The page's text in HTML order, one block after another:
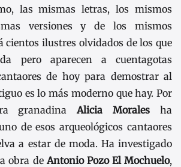
las mismas letras, los mismos
versiones y de los mismos
cientos ilustres olvidados de los que
pero aparecen a cuentagotas
de hoy para demostrar al
es lo más moderno que hay. Por
granadinaAlicia Morales ha
de esos arqueológicos cantaores
a estar de moda. Ha investigado
obra de Antonio Pozo El Mochuelo,